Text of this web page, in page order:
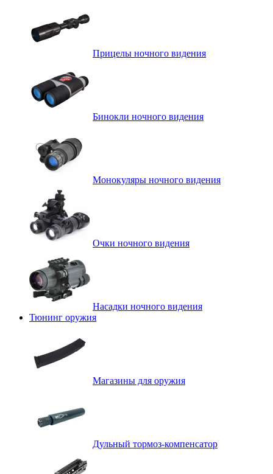
Прицелы ночного видения
Бинокли ночного видения
Монокуляры ночного видения
Очки ночного видения
Насадки ночного видения
Тюнинг оружия
Магазины для оружия
Дульный тормоз-компенсатор